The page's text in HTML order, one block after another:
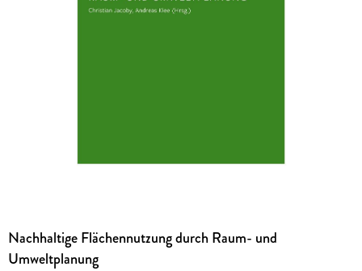
Nachhaltige Flächennutzung durch Raum- und
Umweltplanung